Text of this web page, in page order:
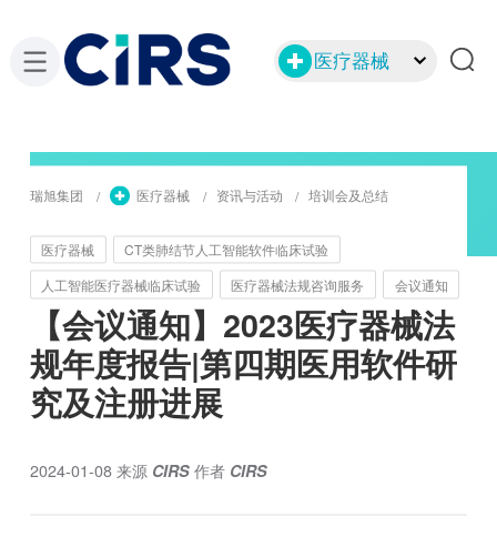
医疗器械
瑞旭集团 医疗器械 资讯与活动 培训会及总结
医疗器械
CT类肺结节人工智能软件临床试验
人工智能医疗器械临床试验
医疗器械法规咨询服务 会议通知
【会议通知】2023医疗器械法
规年度报告|第四期医用软件研
究及注册进展
2024-01-08 来源 CIRS 作者 CIRS